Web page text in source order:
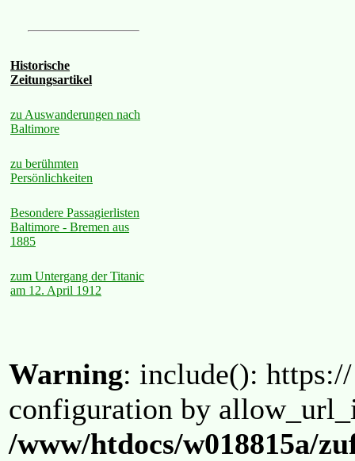
Historische
Zeitungsartikel
zu Auswanderungen nach
Baltimore
zu berühmten
Persönlichkeiten
Besondere Passagierlisten
Baltimore - Bremen aus
1885
zum Untergang der Titanic
am 12. April 1912
Warning: include():
configuration by
/www/htdocs/w018815a/